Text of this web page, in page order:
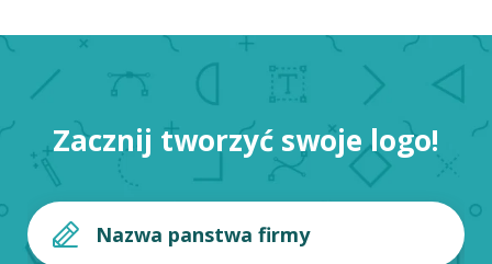
Zacznij tworzyć swoje logo!